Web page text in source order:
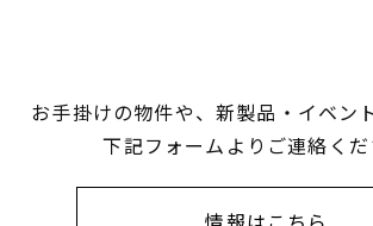
お手掛けの物件や、新製品・イベン
下記フォームよりご連絡くだ